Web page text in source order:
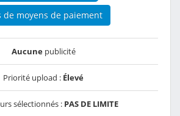
de moyens de paiement
Aucunepublicité
Priorité upload : Élevé
sélectionnés : PAS DE LIMITE